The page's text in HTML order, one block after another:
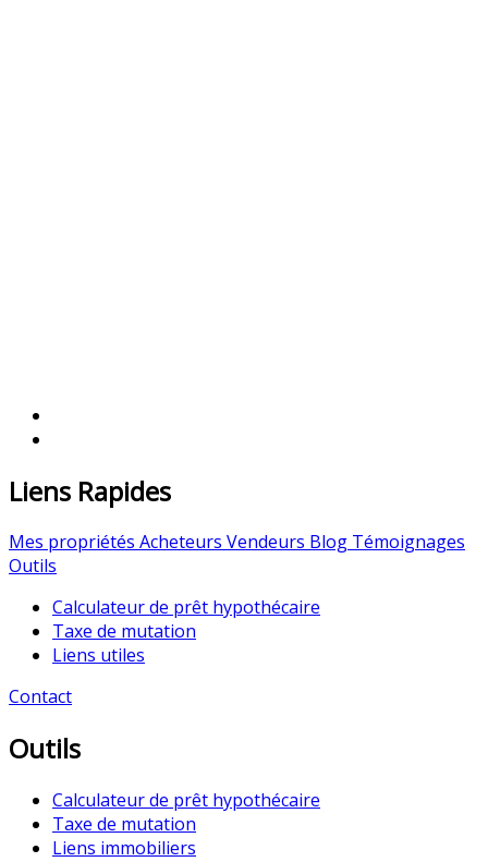
Liens Rapides
Mes propriétés Acheteurs Vendeurs Blog Témoignages
Outils
Calculateur de prêt hypothécaire
Taxe de mutation
Liens utiles
Contact
Outils
Calculateur de prêt hypothécaire
Taxe de mutation
Liens immobiliers